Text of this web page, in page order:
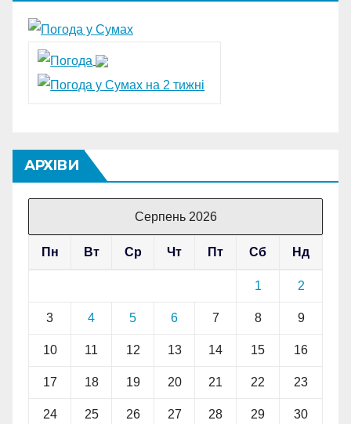
АРХІВИ
Серпень 2026
Пн Вт Ср Чт Пт Сб Нд
1 2
3 4 5 6 7 8 9
10 11 12 13 14 15 16
17 18 19 20 21 22 23
24 25 26 27 28 29 30